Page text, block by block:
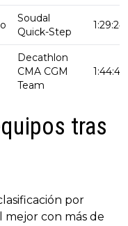
Soudal
Quick-Step
1:29:24
Decathlon
CMA CGM
Team
1:44:42
tras
por
mejor con más de